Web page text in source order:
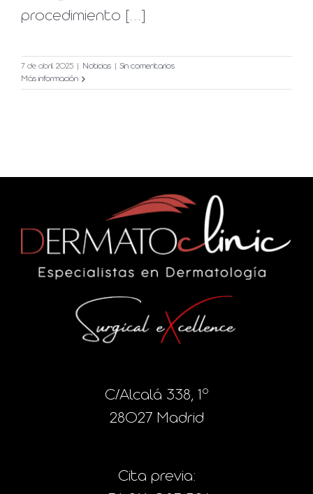
procedimiento [...]
7 de abril 2025 Noticias
Sin comentarios
Más información
C/Alcalá 338, 1º
28027 Madrid
Cita previa: